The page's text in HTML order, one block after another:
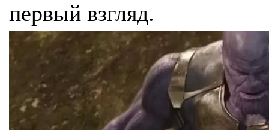
первый взгляд.